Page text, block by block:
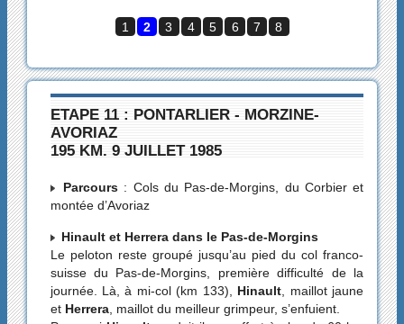
1 2 3 4 5 6 7 8
ETAPE 11 : PONTARLIER - MORZINE-
AVORIAZ
195 KM. 9 JUILLET 1985
Parcours: Cols du Pas-de-Morgins, du Corbier et
montée d’Avoriaz
Hinault et Herrera dans le Pas-de-Morgins
Le peloton reste groupé jusqu’au pied du col franco-
suisse du Pas-de-Morgins, première difficulté de la
journée. Là, à mi-col (km 133), Hinault , maillot jaune
etHerrera, maillot du meilleur grimpeur, s’enfuient.